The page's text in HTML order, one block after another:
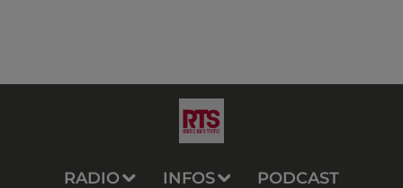
RADIO INFOS PODCAST